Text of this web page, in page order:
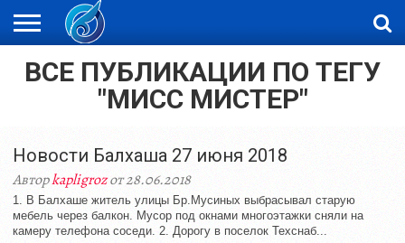
ЖАҢАЛЫҚТАР
НОВОСТИ
ВИДЕО
ФОТОРЕПОРТАЖИ
ОРКЕН
ВСЕ ПУБЛИКАЦИИ ПО ТЕГУ
"МИСС МИСТЕР"
Новости Балхаша 27 июня 2018
Авторkapligrozот 28.06.2018
1. В Балхаше житель улицы Бр.Мусиных выбрасывал старую
мебель через балкон. Мусор под окнами многоэтажки сняли на
камеру телефона соседи. 2. Дорогу в поселок Техснаб...